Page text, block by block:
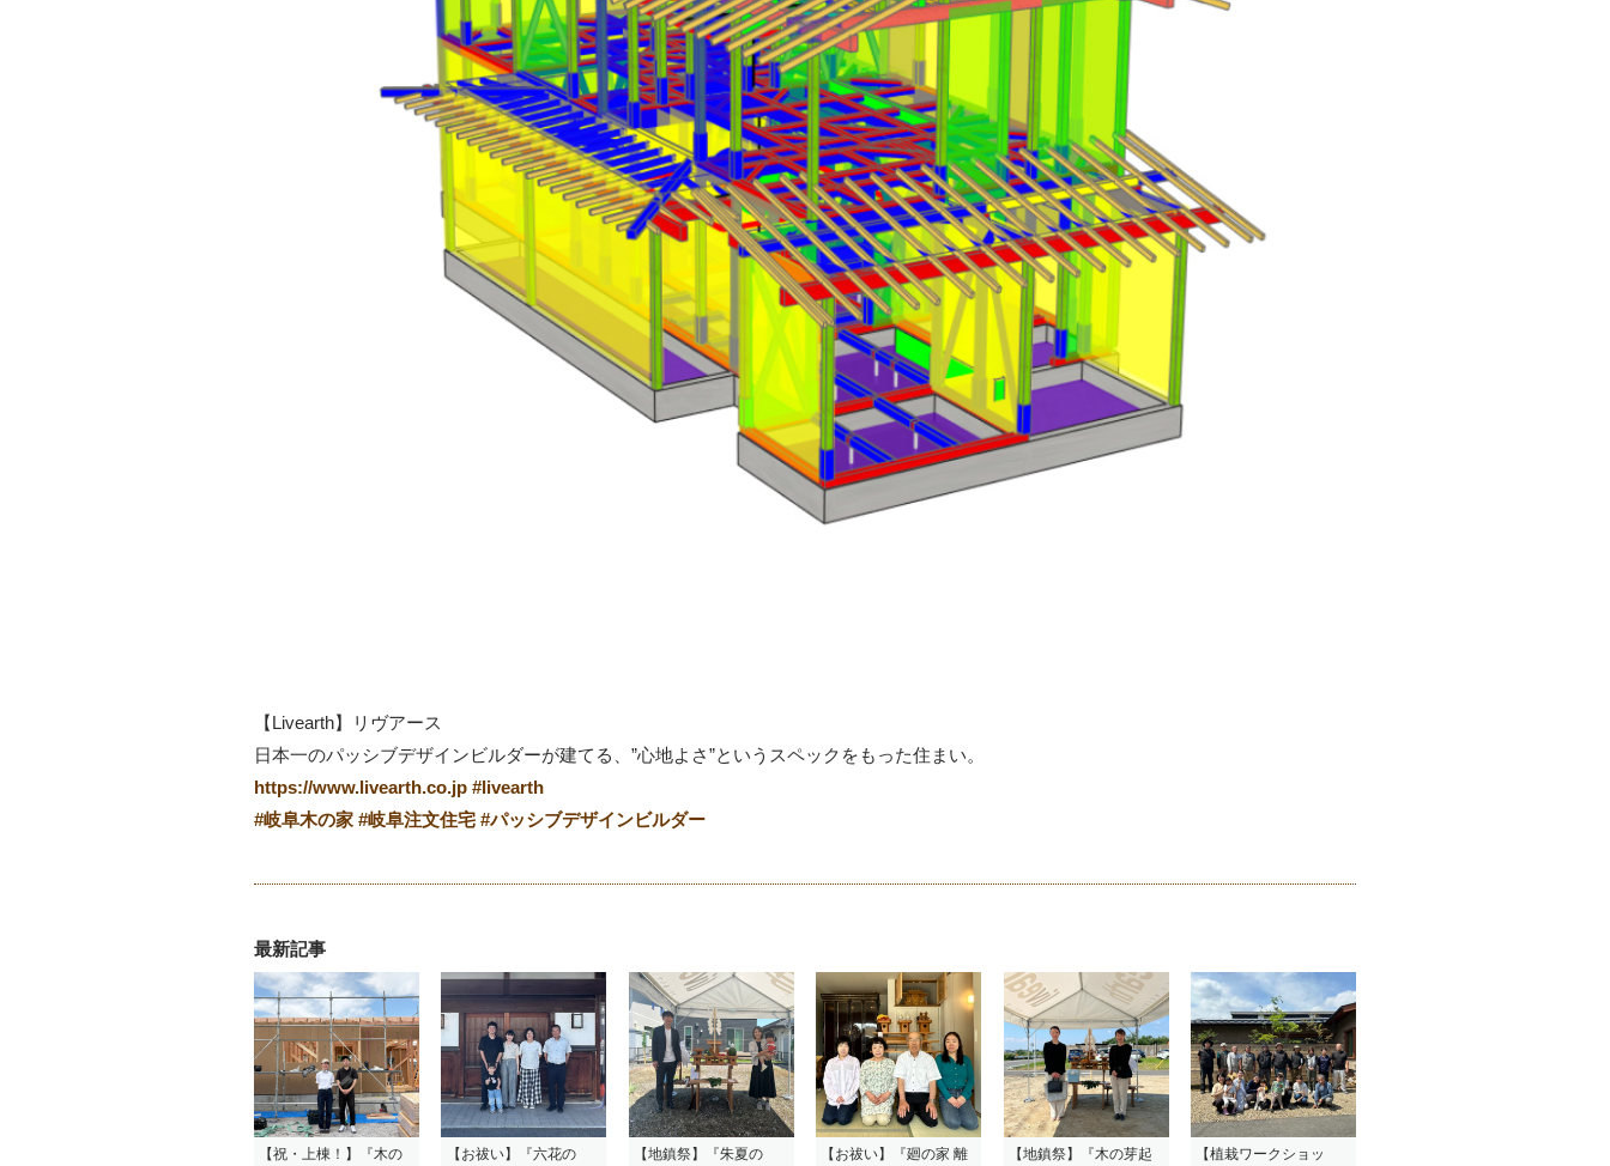
【Livearth】リヴアース
日本一のパッシブデザインビルダーが建てる、”心地よさ”というスペックをもった住まい。
https://www.livearth.co.jp #livearth
#岐阜木の家 #岐阜注文住宅 #パッシブデザインビルダー
最新記事
【祝・上棟！】『木の 【お祓い】『六花の 【地鎮祭】『朱夏の 【お祓い】『廻の家 離 【地鎮祭】『木の芽起 【植栽ワークショッ